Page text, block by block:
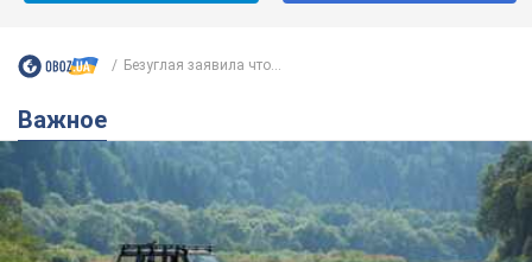
Безуглая заявила что...
Важное